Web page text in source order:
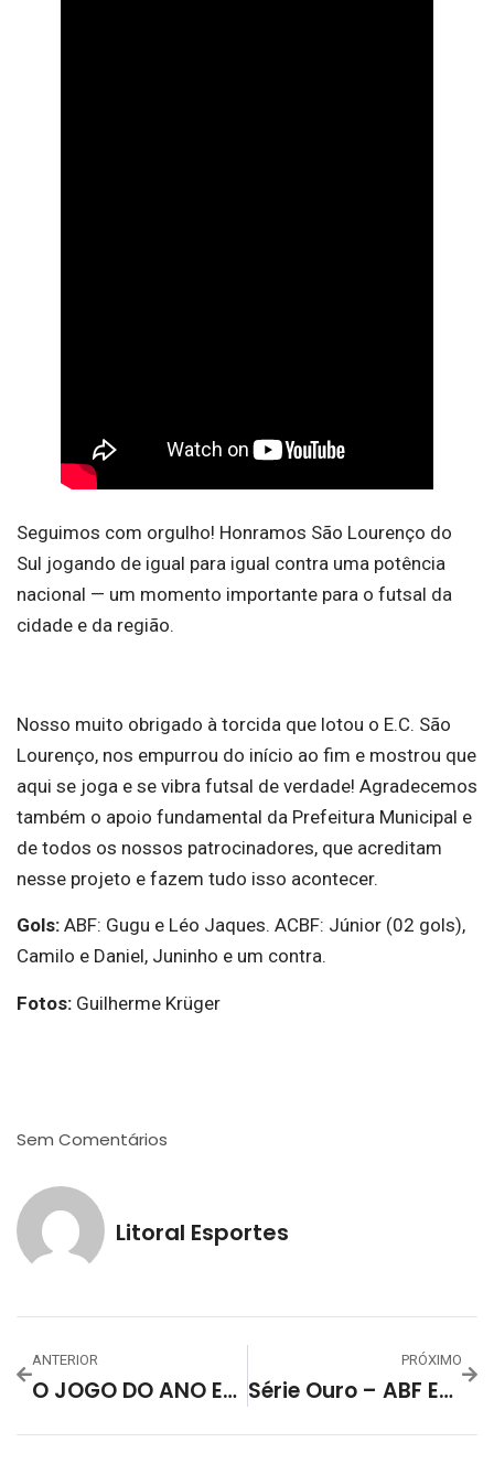
Seguimos com orgulho! Honramos São Lourenço do
Sul jogando de igual para igual contra uma potência
nacional — um momento importante para o futsal da
cidade e da região.
Nosso muito obrigado à torcida que lotou o E.C. São
Lourenço, nos empurrou do início ao fim e mostrou que
aqui se joga e se vibra futsal de verdade! Agradecemos
também o apoio fundamental da Prefeitura Municipal e
de todos os nossos patrocinadores, que acreditam
nesse projeto e fazem tudo isso acontecer.
Gols: ABF: Gugu e Léo Jaques. ACBF: Júnior (02 gols),
Camilo e Daniel, Juninho e um contra.
Fotos: Guilherme Krüger
Sem Comentários
Litoral Esportes
ANTERIOR
O JOGO DO ANO ESTÁ CHEGANDO! ABF X ACBF PELA COPA RS
PRÓXIMO
Série Ouro – ABF Encara A ATF Em Confronto Regional Pelas Primeiras Posições Da Chave C